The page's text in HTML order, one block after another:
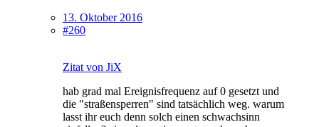
13. Oktober 2016
#260
Zitat von JiX
hab grad mal Ereignisfrequenz auf 0 gesetzt und
die "straßensperren" sind tatsächlich weg. warum
lasst ihr euch denn solch einen schwachsinn